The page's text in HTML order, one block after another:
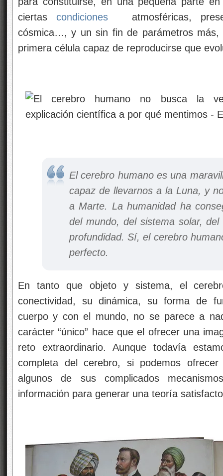
ciertas condiciones
atmosféricas,
cósmica…, y un sin fin de parámetros más,
primera célula capaz de reproducirse que
El cerebro humano es una
capaz de llevarnos a la Luna, y
a Marte. La humanidad ha
del mundo, del sistema solar,
profundidad. Sí, el cerebro
perfecto.
En tanto que objeto y sistema, el
conectividad, su dinámica, su forma de
cuerpo y con el mundo, no se parece a
carácter “único” hace que el ofrecer una
reto extraordinario. Aunque todavía
completa del cerebro, si podemos
algunos de sus complicados
información para generar una teoría